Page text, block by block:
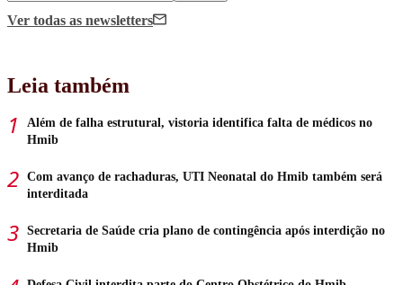
Ver todas as newsletters
Leia também
Além de falha estrutural, vistoria identifica falta de médicos no
Hmib
Com avanço de rachaduras, UTI Neonatal do Hmib também será
interditada
Secretaria de Saúde cria plano de contingência após interdição no
Hmib